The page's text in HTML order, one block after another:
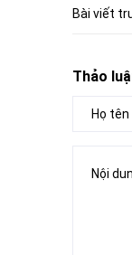
Bài viết
Thảo